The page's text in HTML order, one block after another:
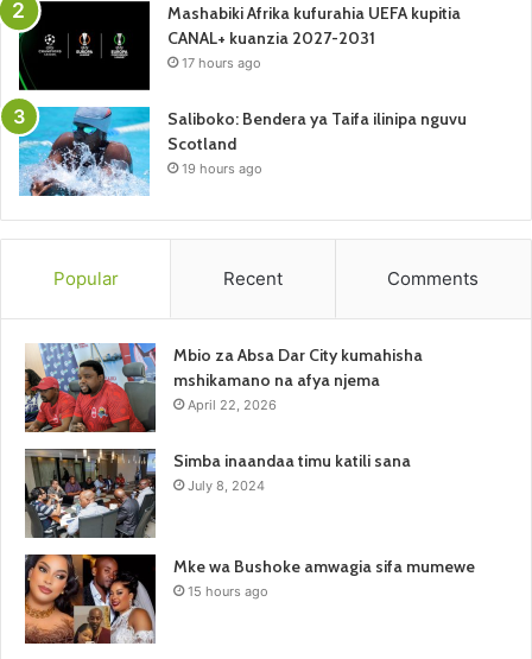
Mashabiki Afrika kufurahia UEFA kupitia
CANAL+ kuanzia 2027-2031
17 hours ago
Saliboko: Bendera ya Taifa ilinipa nguvu
Scotland
19 hours ago
Popular Recent Comments
Mbio za Absa Dar City kumahisha
mshikamano na afya njema
April 22, 2026
Simba inaandaa timu katili sana
July 8, 2024
Mke wa Bushoke amwagia sifa mumewe
15 hours ago